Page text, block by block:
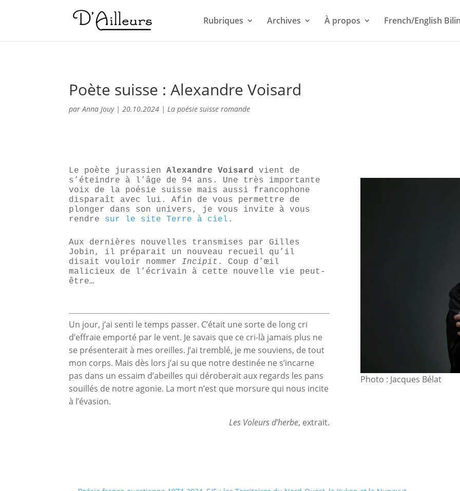
Rubriques Archives À propos French/English
Poète suisse : Alexandre Voisard
parAnna Jouy|20.10.2024 | La poésie suisse romande
Le poète jurassienAlexandre Voisard vient de
s’éteindre à l’âge de 94 ans. Une très importante
voix de la poésie suisse mais aussi francophone
disparaît avec lui. Afin de vous permettre de
plonger dans son univers, je vous invite à vous
rendre sur le site Terre à ciel .
Aux dernières nouvelles transmises par Gilles
Jobin, il préparait un nouveau recueil qu’il
disait vouloir nommer Incipit . Coup d’œil
malicieux de l’écrivain à cette nouvelle vie peut-
être…
Un jour, j’ai senti le temps passer. C’était une sorte de long cri
d’effraie emporté par le vent. Je savais que ce cri-là jamais plus ne
se présenterait à mes oreilles. J’ai tremblé, je me souviens, de tout
mon corps. Mais dès lors j’ai su que notre destinée ne s’incarne
pas dans un essaim d’abeilles qui déroberait aux regards les pans
souillés de notre agonie. La mort n’est que morsure qui nous incite
à l’évasion.
Les Voleurs d’herbe, extrait.
Photo : Jacques Bélat